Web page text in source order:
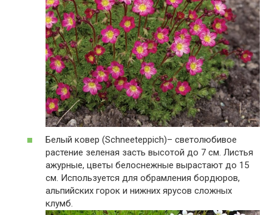
Белый ковер (Schneeteppich)– светолюбивое
растение зеленая засть высотой до 7 см. Листья
ажурные, цветы белоснежные вырастают до 15
см. Используется для обрамления бордюров,
альпийских горок и нижних ярусов сложных
клумб.